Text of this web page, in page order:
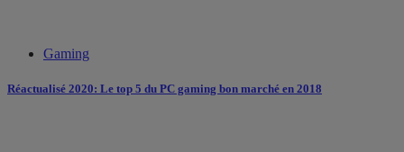
Gaming
Réactualisé 2020: Le top 5 du PC gaming bon marché en 2018